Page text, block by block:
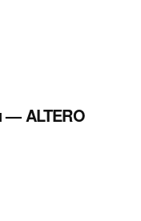
— ALTERO